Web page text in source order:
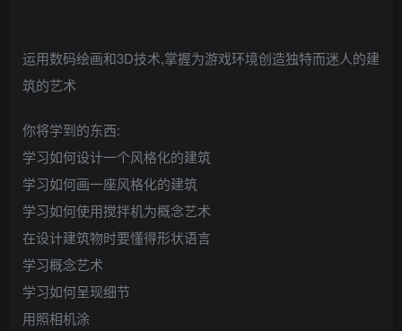
运用数码绘画和3D技术,掌握为游戏环境创造独特而迷人的建
筑的艺术
你将学到的东西:
学习如何设计一个风格化的建筑
学习如何画一座风格化的建筑
学习如何使用搅拌机为概念艺术
在设计建筑物时要懂得形状语言
学习概念艺术
学习如何呈现细节
用照相机涂